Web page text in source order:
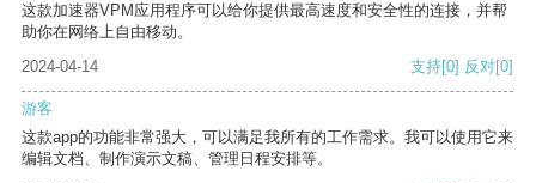
这款加速器VPM应用程序可以给你提供最高速度和安全性的连接，并帮
助你在网络上自由移动。
2024-04-14
支持[0] 反对[0]
游客
这款app的功能非常强大，可以满足我所有的工作需求。我可以使用它来
编辑文档、制作演示文稿、管理日程安排等。